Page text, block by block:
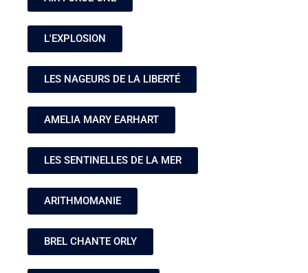
L'EXPLOSION
LES NAGEURS DE LA LIBERTÉ
AMELIA MARY EARHART
LES SENTINELLES DE LA MER
ARITHMOMANIE
BREL CHANTE ORLY